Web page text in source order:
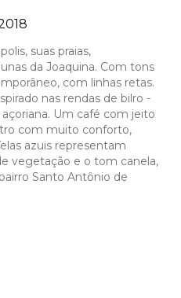
suas praias,
da Joaquina. Com tons
com linhas retas.
nas rendas de bilro -
Um café com jeito
com muito conforto,
azuis representam
vegetação e o tom canela,
Santo Antônio de